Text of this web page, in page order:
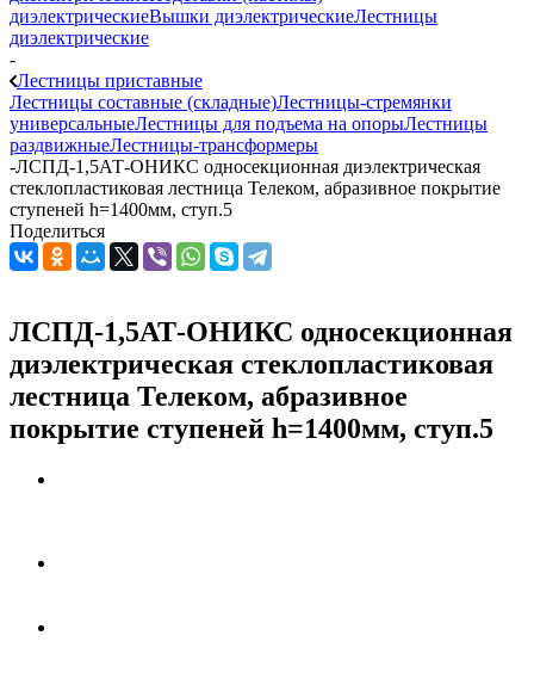
диэлектрическиеВышки диэлектрическиеЛестницы
диэлектрические
-
Лестницы приставные
Лестницы составные (складные)Лестницы-стремянки
универсальныеЛестницы для подъема на опорыЛестницы
раздвижныеЛестницы-трансформеры
-ЛСПД-1,5АТ-ОНИКС односекционная диэлектрическая
стеклопластиковая лестница Телеком, абразивное покрытие
ступеней h=1400мм, ступ.5
Поделиться
ЛСПД-1,5АТ-ОНИКС односекционная
диэлектрическая стеклопластиковая
лестница Телеком, абразивное
покрытие ступеней h=1400мм, ступ.5